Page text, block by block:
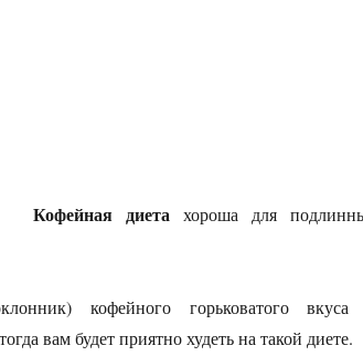
Кофейная диета хороша для
кофейного горьковатого
вам будет приятно худеть на такой диете.